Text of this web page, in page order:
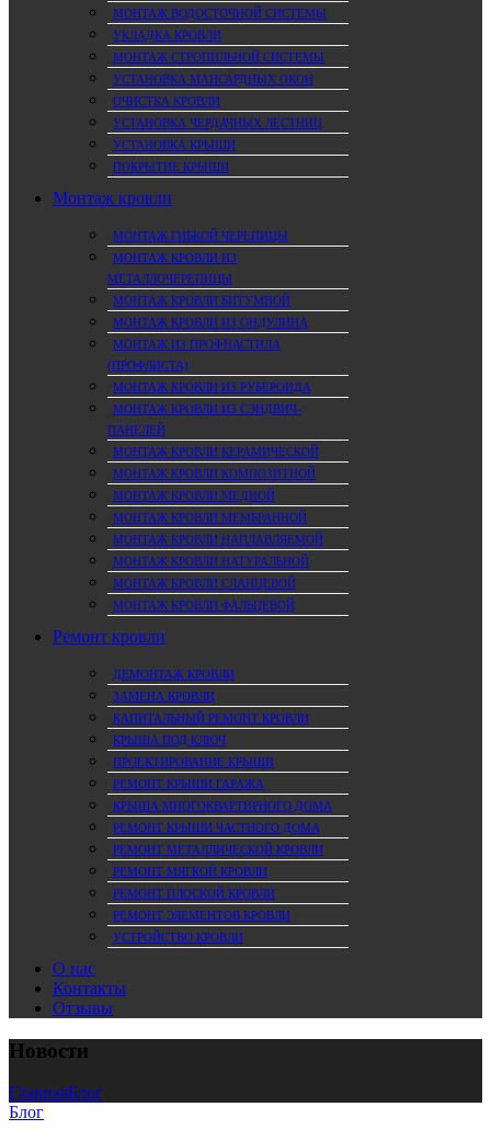
МОНТАЖ ВОДОСТОЧНОЙ СИСТЕМЫ
УКЛАДКА КРОВЛИ
МОНТАЖ СТРОПИЛЬНОЙ СИСТЕМЫ
УСТАНОВКА МАНСАРДНЫХ ОКОН
ОЧИСТКА КРОВЛИ
УСТАНОВКА ЧЕРДАЧНЫХ ЛЕСТНИЦ
УСТАНОВКА КРЫШИ
ПОКРЫТИЕ КРЫШИ
Монтаж кровли
МОНТАЖ ГИБКОЙ ЧЕРЕПИЦЫ
МОНТАЖ КРОВЛИ ИЗ
МЕТАЛЛОЧЕРЕПИЦЫ
МОНТАЖ КРОВЛИ БИТУМНОЙ
МОНТАЖ КРОВЛИ ИЗ ОНДУЛИНА
МОНТАЖ ИЗ ПРОФНАСТИЛА
(ПРОФЛИСТА)
МОНТАЖ КРОВЛИ ИЗ РУБЕРОИДА
МОНТАЖ КРОВЛИ ИЗ СЭНДВИЧ-
ПАНЕЛЕЙ
МОНТАЖ КРОВЛИ КЕРАМИЧЕСКОЙ
МОНТАЖ КРОВЛИ КОМПОЗИТНОЙ
МОНТАЖ КРОВЛИ МЕДНОЙ
МОНТАЖ КРОВЛИ МЕМБРАННОЙ
МОНТАЖ КРОВЛИ НАПЛАВЛЯЕМОЙ
МОНТАЖ КРОВЛИ НАТУРАЛЬНОЙ
МОНТАЖ КРОВЛИ СЛАНЦЕВОЙ
МОНТАЖ КРОВЛИ ФАЛЬЦЕВОЙ
Ремонт кровли
ДЕМОНТАЖ КРОВЛИ
ЗАМЕНА КРОВЛИ
КАПИТАЛЬНЫЙ РЕМОНТ КРОВЛИ
КРЫША ПОД КЛЮЧ
ПРОЕКТИРОВАНИЕ КРЫШИ
РЕМОНТ КРЫШИ ГАРАЖА
КРЫША МНОГОКВАРТИРНОГО ДОМА
РЕМОНТ КРЫШИ ЧАСТНОГО ДОМА
РЕМОНТ МЕТАЛЛИЧЕСКОЙ КРОВЛИ
РЕМОНТ МЯГКОЙ КРОВЛИ
РЕМОНТ ПЛОСКОЙ КРОВЛИ
РЕМОНТ ЭЛЕМЕНТОВ КРОВЛИ
УСТРОЙСТВО КРОВЛИ
О нас
Контакты
Отзывы
Новости
ГлавнаяБлог
Блог